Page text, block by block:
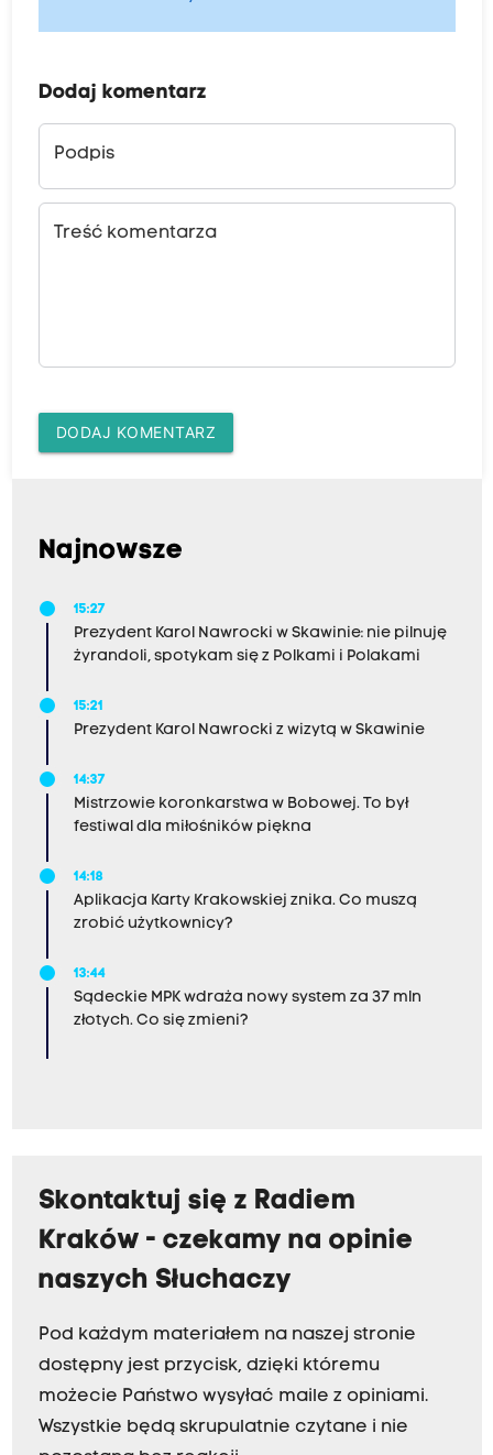
Dodaj komentarz
Podpis
Treść komentarza
DODAJ KOMENTARZ
Najnowsze
15:27
Prezydent Karol Nawrocki w Skawinie: nie pilnuję
żyrandoli, spotykam się z Polkami i Polakami
15:21
Prezydent Karol Nawrocki z wizytą w Skawinie
14:37
Mistrzowie koronkarstwa w Bobowej. To był
festiwal dla miłośników piękna
14:18
Aplikacja Karty Krakowskiej znika. Co muszą
zrobić użytkownicy?
13:44
Sądeckie MPK wdraża nowy system za 37 mln
złotych. Co się zmieni?
Skontaktuj się z Radiem
Kraków - czekamy na opinie
naszych Słuchaczy
Pod każdym materiałem na naszej stronie
dostępny jest przycisk, dzięki któremu
możecie Państwo wysyłać maile z opiniami.
Wszystkie będą skrupulatnie czytane i nie